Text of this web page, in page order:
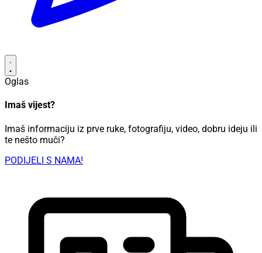
Oglas
Imaš vijest?
Imaš informaciju iz prve ruke, fotografiju, video, dobru ideju ili
te nešto muči?
PODIJELI S NAMA!